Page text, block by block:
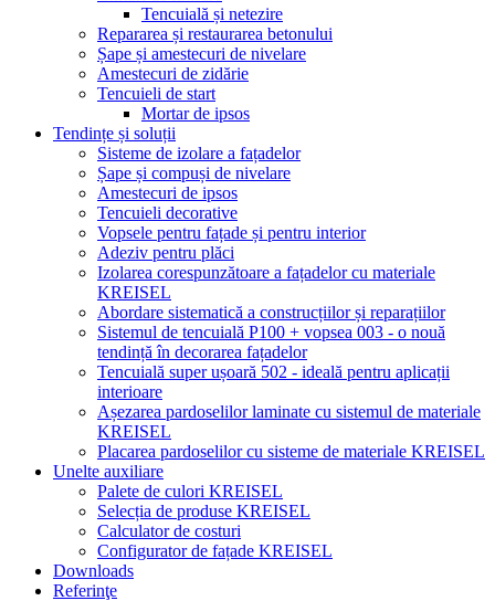
Tencuială și netezire
Repararea și restaurarea betonului
Șape și amestecuri de nivelare
Amestecuri de zidărie
Tencuieli de start
Mortar de ipsos
Tendințe și soluții
Sisteme de izolare a fațadelor
Șape și compuși de nivelare
Amestecuri de ipsos
Tencuieli decorative
Vopsele pentru fațade și pentru interior
Adeziv pentru plăci
Izolarea corespunzătoare a fațadelor cu materiale
KREISEL
Abordare sistematică a construcțiilor și reparațiilor
Sistemul de tencuială P100 + vopsea 003 - o nouă
tendință în decorarea fațadelor
Tencuială super ușoară 502 - ideală pentru aplicații
interioare
Așezarea pardoselilor laminate cu sistemul de materiale
KREISEL
Placarea pardoselilor cu sisteme de materiale KREISEL
Unelte auxiliare
Palete de culori KREISEL
Selecția de produse KREISEL
Calculator de costuri
Configurator de fațade KREISEL
Downloads
Referinţe